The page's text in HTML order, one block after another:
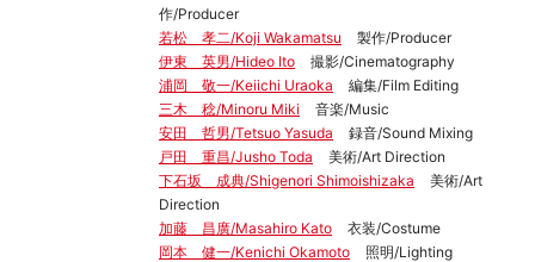
作/Producer
若松 孝二/Koji Wakamatsu
製作/Producer
伊東 英男/Hideo Ito
撮影/Cinematography
浦岡 敬一/Keiichi Uraoka
編集/Film Editing
三木 稔/Minoru Miki
音楽/Music
安田 哲男/Tetsuo Yasuda
録音/Sound Mixing
戸田 重昌/Jusho Toda
美術/Art Direction
下石坂 成典/Shigenori Shimoishizaka
美術/Art
Direction
加藤 昌廣/Masahiro Kato
衣装/Costume
岡本 健一/Kenichi Okamoto
照明/Lighting